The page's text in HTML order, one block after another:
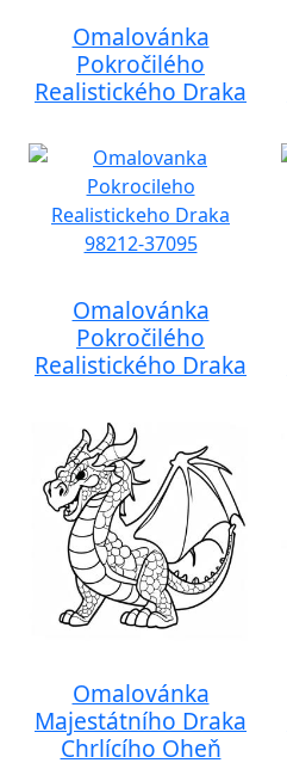
Omalovánka
Pokročilého
Realistického Draka
Omalovánka
Pokročilého
Realistického Draka
Omalovánka
Majestátního Draka
Chrlícího Oheň